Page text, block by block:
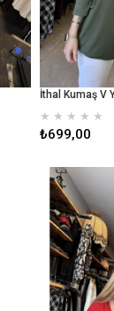
★ ★ ★ ★ ★
₺699,00